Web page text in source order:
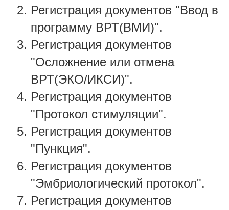
Регистрация документов "Ввод в
программу ВРТ(ВМИ)".
Регистрация документов
"Осложнение или отмена
ВРТ(ЭКО/ИКСИ)".
Регистрация документов
"Протокол стимуляции".
Регистрация документов
"Пункция".
Регистрация документов
"Эмбриологический протокол".
Регистрация документов